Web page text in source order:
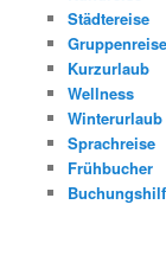
Städtereise
Gruppenreise
Kurzurlaub
Wellness
Winterurlaub
Sprachreise
Frühbucher